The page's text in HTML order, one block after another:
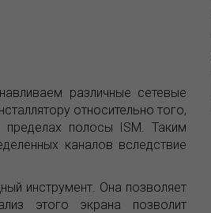
различные сетевые
относительно того,
полосы ISM. Таким
каналов вследствие
инструмент. Она позволяет
этого экрана позволит